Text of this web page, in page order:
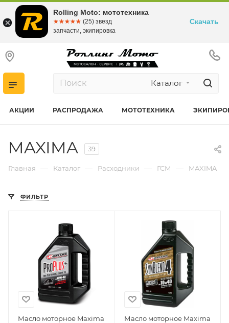
Каталог
АКЦИИ РАСПРОДАЖА МОТОТЕХНИКА
MAXIMA 39
Главная — Каталог — Расходники — ГСМ — MAXIMA
ФИЛЬТР
Масло моторное Maxima
Масло моторное Maxima
Rolling Moto: мототехника
☆☆☆☆☆
★★★★★ (25) звезд
запчасти, экипировка
Скачать